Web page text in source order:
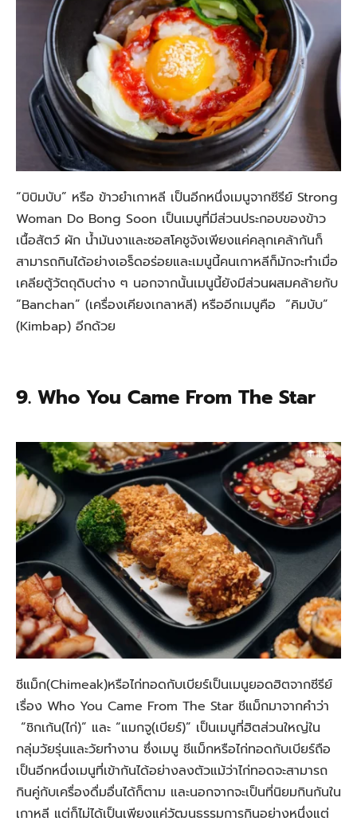
“บิบิมบับ” หรือ ข้าวยำเกาหลี เป็นอีกหนึ่งเมนูจากซีรีย์ Strong
Woman Do Bong Soon เป็นเมนูที่มีส่วนประกอบของข้าว
เนื้อสัตว์ ผัก น้ำมันงาและซอสโคชูจังเพียงแค่คลุกเคล้ากันก็
สามารถกินได้อย่างเอร็ดอร่อยและเมนูนี้คนเกาหลีก็มักจะทำเมื่อ
เคลียตู้วัตถุดิบต่าง ๆ นอกจากนั้นเมนูนี้ยังมีส่วนผสมคล้ายกับ
“Banchan” (เครื่องเคียงเกลาหลี) หรืออีกเมนูคือ “คิมบับ”
(Kimbap) อีกด้วย
9. Who You Came From The Star
ชีแม็ก(Chimeak)หรือไก่ทอดกับเบียร์เป็นเมนูยอดฮิตจากซีรีย์
เรื่อง Who You Came From The Star ชีแม็กมาจากคำว่า
“ชิกเก้น(ไก่)” และ “แมกจู(เบียร์)” เป็นเมนูที่ฮิตส่วนใหญ่ใน
กลุ่มวัยรุ่นและวัยทำงาน ซึ่งเมนู ชีแม็กหรือไก่ทอดกับเบียร์ถือ
เป็นอีกหนึ่งเมนูที่เข้ากันได้อย่างลงตัวแม้ว่าไก่ทอดจะสามารถ
กินคู่กับเครื่องดื่มอื่นได้ก็ตาม และนอกจากจะเป็นที่นิยมกินกันใน
เกาหลี แต่ก็ไม่ได้เป็นเพียงแค่วัฒนธรรมการกินอย่างหนึ่งแต่